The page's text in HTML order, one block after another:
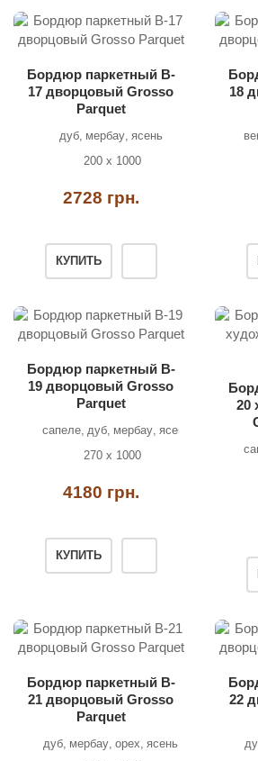
Бордюр паркетный B-
17 дворцовый Grosso
Parquet
дуб мербау ясень
200 х 1000
2728 грн.
КУПИТЬ
18
Бордюр паркетный B-
19 дворцовый Grosso
Parquet
сапеле дуб мербау ясень
270 х 1000
4180 грн.
КУПИТЬ
20
Бордюр паркетный B-
21 дворцовый Grosso
Parquet
дуб мербау орех ясень
22